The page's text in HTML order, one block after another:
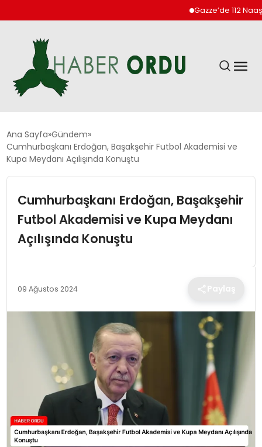
Gazze’de 112 Naaş
GÜNDEM
DÜNYA
EKONOMI
SIYASET
YAŞAM
Ana Sayfa Gündem
Cumhurbaşkanı Erdoğan, Başakşehir Futbol Akademisi ve
Kupa Meydanı Açılışında Konuştu
Cumhurbaşkanı Erdoğan, Başakşehir
Futbol Akademisi ve Kupa Meydanı
Açılışında Konuştu
09 Ağustos 2024